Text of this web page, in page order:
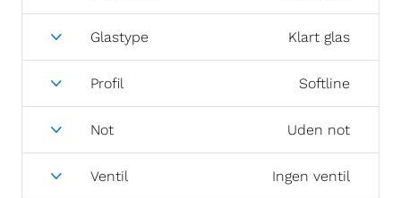
Glastype Klart glas
Profil Softline
Not Uden not
Ventil Ingen ventil